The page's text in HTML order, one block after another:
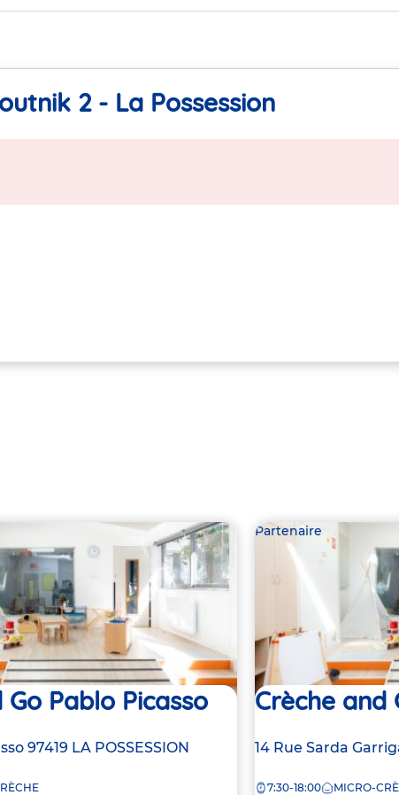
2 - La Possession
Pablo Picasso
97419 LA POSSESSION
Partenaire
Crèche and
Adresse
la
14 Rue Sarda
7:30-18:00 MICRO-